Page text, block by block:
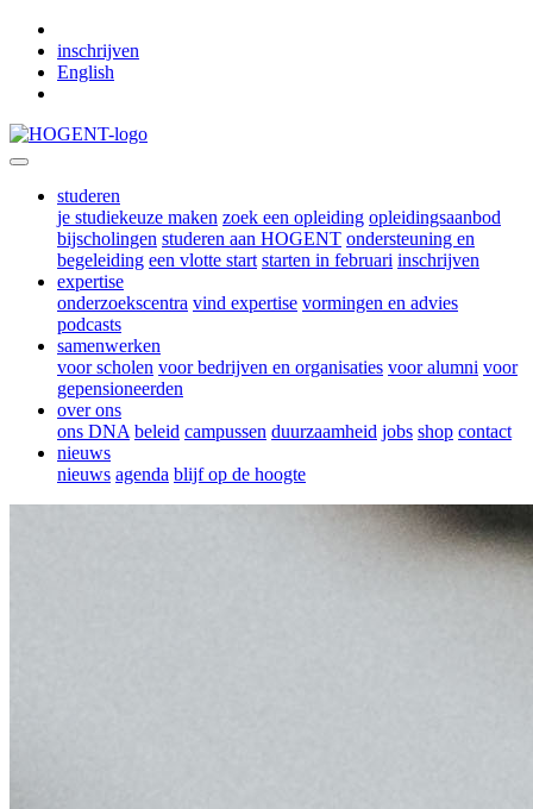
inschrijven
English
studeren
je studiekeuze maken zoek een opleiding opleidingsaanbod
bijscholingen studeren aan HOGENT ondersteuning en
begeleiding een vlotte start starten in februari inschrijven
expertise
onderzoekscentra vind expertise vormingen en advies
podcasts
samenwerken
voor scholen voor bedrijven en organisaties voor alumni voor
gepensioneerden
over ons
ons DNA beleid campussen duurzaamheid jobs shop contact
nieuws
nieuws agenda blijf op de hoogte